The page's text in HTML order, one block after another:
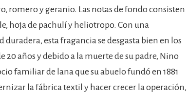
romero y geranio. Las notas de fondo consisten
hoja de pachulí y heliotropo. Con una
esta fragancia se desgasta bien en los
20 años y debido a la muerte de su padre, Nino
familiar de lana que su abuelo fundó en 1881
la fábrica textil y hacer crecer la operación,